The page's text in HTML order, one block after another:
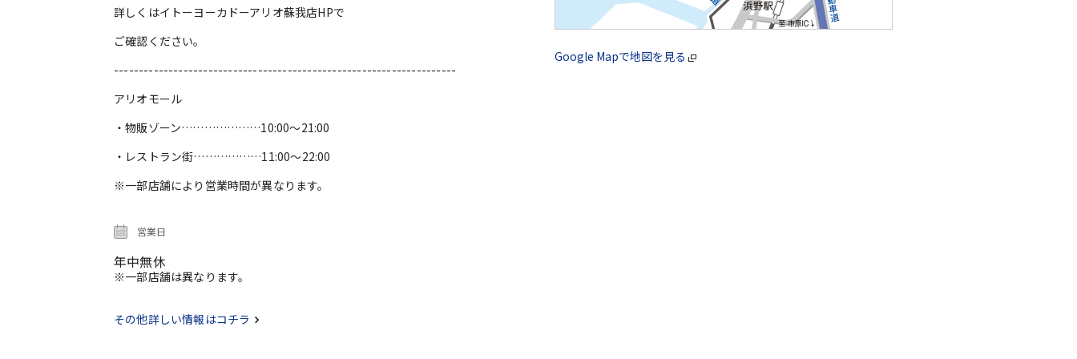
詳しくはイトーヨーカドーアリオ蘇我店HPで
ご確認ください。
---------------------------------------------------------------------
アリオモール
・物販ゾーン…………………10:00～21:00
・レストラン街………………11:00～22:00
※一部店舗により営業時間が異なります。
営業日
年中無休
※一部店舗は異なります。
その他詳しい情報はコチラ
Google Mapで地図を見る